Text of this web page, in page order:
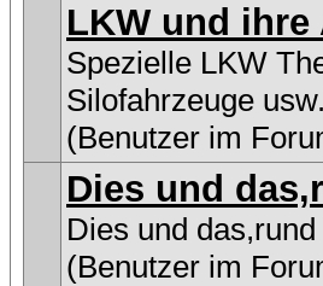
LKW und ihre
Spezielle LKW
Silofahrzeuge
(Benutzer im
Dies und
Dies und
(Benutzer im